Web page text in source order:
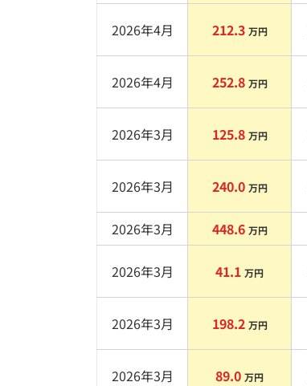
2026年4月 212.3 万円
2026年4月 252.8 万円
2026年3月 125.8 万円
2026年3月 240.0 万円
2026年3月 448.6 万円
2026年3月 41.1 万円
2026年3月 198.2 万円
2026年3月 89.0 万円